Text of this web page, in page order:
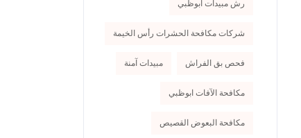
رش مبيدات ابوظبي
شركات مكافحة الحشرات رأس الخيمة
فحص بق الفراش مبيدات آمنة
مكافحة الآفات ابوظبي
مكافحة البعوض القصيص